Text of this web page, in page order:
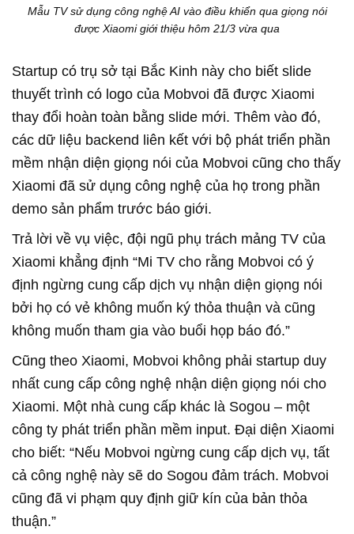
Mẫu TV sử dụng công nghệ AI vào điều khiển qua giọng nói
được Xiaomi giới thiệu hôm 21/3 vừa qua
Startup có trụ sở tại Bắc Kinh này cho biết slide
thuyết trình có logo của Mobvoi đã được Xiaomi
thay đổi hoàn toàn bằng slide mới. Thêm vào đó,
các dữ liệu backend liên kết với bộ phát triển phần
mềm nhận diện giọng nói của Mobvoi cũng cho thấy
Xiaomi đã sử dụng công nghệ của họ trong phần
demo sản phẩm trước báo giới.
Trả lời về vụ việc, đội ngũ phụ trách mảng TV của
Xiaomi khẳng định “Mi TV cho rằng Mobvoi có ý
định ngừng cung cấp dịch vụ nhận diện giọng nói
bởi họ có vẻ không muốn ký thỏa thuận và cũng
không muốn tham gia vào buổi họp báo đó.”
Cũng theo Xiaomi, Mobvoi không phải startup duy
nhất cung cấp công nghệ nhận diện giọng nói cho
Xiaomi. Một nhà cung cấp khác là Sogou – một
công ty phát triển phần mềm input. Đại diện Xiaomi
cho biết: “Nếu Mobvoi ngừng cung cấp dịch vụ, tất
cả công nghệ này sẽ do Sogou đảm trách. Mobvoi
cũng đã vi phạm quy định giữ kín của bản thỏa
thuận.”